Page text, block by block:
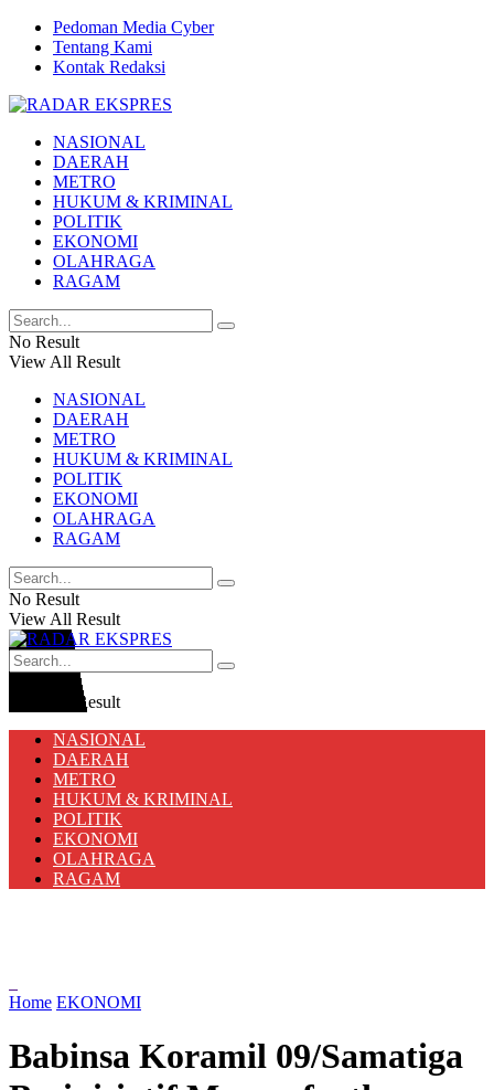
Pedoman Media Cyber
Tentang Kami
Kontak Redaksi
NASIONAL
DAERAH
METRO
HUKUM & KRIMINAL
POLITIK
EKONOMI
OLAHRAGA
RAGAM
No Result
View All Result
NASIONAL
DAERAH
METRO
HUKUM & KRIMINAL
POLITIK
EKONOMI
OLAHRAGA
RAGAM
No Result
View All Result
View All Result
NASIONAL
DAERAH
METRO
HUKUM & KRIMINAL
POLITIK
EKONOMI
OLAHRAGA
RAGAM
Home EKONOMI
Babinsa Koramil 09/Samatiga